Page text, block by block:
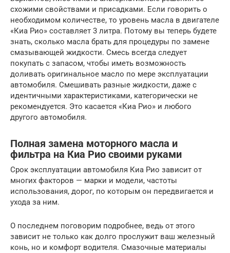
схожими свойствами и присадками. Если говорить о
необходимом количестве, то уровень масла в двигателе
«Киа Рио» составляет 3 литра. Потому вы теперь будете
знать, сколько масла брать для процедуры по замене
смазывающей жидкости. Смесь всегда следует
покупать с запасом, чтобы иметь возможность
доливать оригинальное масло по мере эксплуатации
автомобиля. Смешивать разные жидкости, даже с
идентичными характеристиками, категорически не
рекомендуется. Это касается «Киа Рио» и любого
другого автомобиля.
Полная замена моторного масла и
фильтра на Киа Рио своими руками
Срок эксплуатации автомобиля Киа Рио зависит от
многих факторов — марки и модели, частоты
использования, дорог, по которым он передвигается и
ухода за ним.
О последнем поговорим подробнее, ведь от этого
зависит не только как долго прослужит ваш железный
конь, но и комфорт водителя. Смазочные материалы